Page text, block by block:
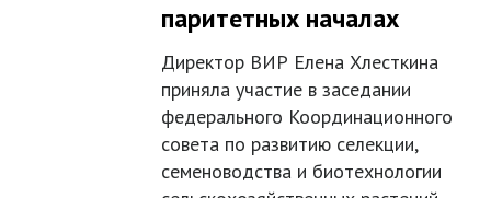
паритетных началах
Директор ВИР Елена Хлесткина
приняла участие в заседании
федерального Координационного
совета по развитию селекции,
семеноводства и биотехнологии